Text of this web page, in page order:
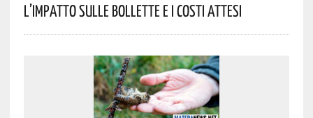
L’impatto Sulle Bollette E I Costi Attesi